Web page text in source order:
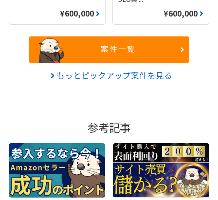
¥600,000 ¥600,000
案件一覧
もっとピックアップ案件を見る
参考記事